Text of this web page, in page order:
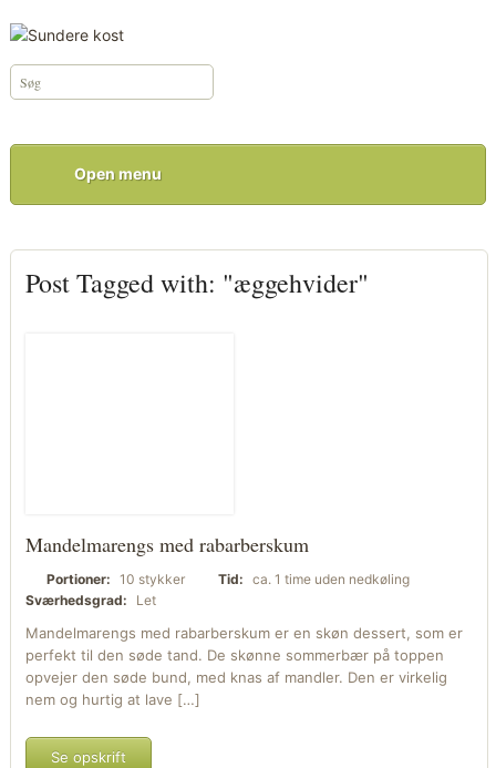
Open menu
Post Tagged with: "æggehvider"
Mandelmarengs med rabarberskum
Portioner: 10 stykker Tid: ca. 1 time uden nedkøling
Sværhedsgrad:
Let
Mandelmarengs med rabarberskum er en skøn dessert, som er
perfekt til den søde tand. De skønne sommerbær på toppen
opvejer den søde bund, med knas af mandler. Den er virkelig
nem og hurtig at lave […]
Se opskrift